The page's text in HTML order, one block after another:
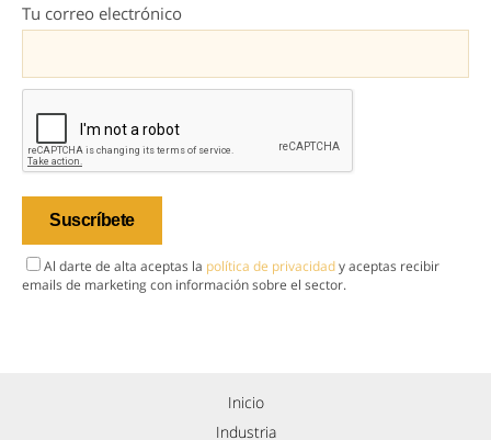
Tu correo electrónico
Al darte de alta aceptas la política de privacidady aceptas recibir
emails de marketing con información sobre el sector.
Inicio
Industria